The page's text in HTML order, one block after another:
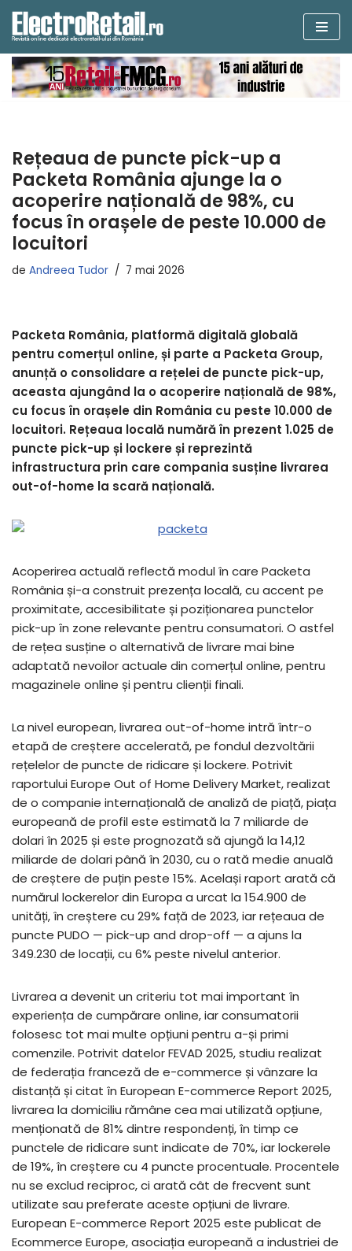
Sari
la
conținut
Rețeaua de puncte pick-up a
Packeta România ajunge la o
acoperire națională de 98%, cu
focus în orașele de peste 10.000 de
locuitori
de Andreea Tudor 7 mai 2026
Packeta România, platformă digitală globală
pentru comerțul online, și parte a Packeta Group,
anunță o consolidare a rețelei de puncte pick-up,
aceasta ajungând la o acoperire națională de 98%,
cu focus în orașele din România cu peste 10.000 de
locuitori. Rețeaua locală numără în prezent 1.025 de
puncte pick-up și lockere și reprezintă
infrastructura prin care compania susține livrarea
out-of-home la scară națională.
Acoperirea actuală reflectă modul în care Packeta
România și-a construit prezența locală, cu accent pe
proximitate, accesibilitate și poziționarea punctelor
pick-up în zone relevante pentru consumatori. O astfel
de rețea susține o alternativă de livrare mai bine
adaptată nevoilor actuale din comerțul online, pentru
magazinele online și pentru clienții finali.
La nivel european, livrarea out-of-home intră într-o
etapă de creștere accelerată, pe fondul dezvoltării
rețelelor de puncte de ridicare și lockere. Potrivit
raportului Europe Out of Home Delivery Market, realizat
de o companie internațională de analiză de piață, piața
europeană de profil este estimată la 7 miliarde de
dolari în 2025 și este prognozată să ajungă la 14,12
miliarde de dolari până în 2030, cu o rată medie anuală
de creștere de puțin peste 15%. Același raport arată că
numărul lockerelor din Europa a urcat la 154.900 de
unități, în creștere cu 29% față de 2023, iar rețeaua de
puncte PUDO — pick-up and drop-off — a ajuns la
349.230 de locații, cu 6% peste nivelul anterior.
Livrarea a devenit un criteriu tot mai important în
experiența de cumpărare online, iar consumatorii
folosesc tot mai multe opțiuni pentru a-și primi
comenzile. Potrivit datelor FEVAD 2025, studiu realizat
de federația franceză de e-commerce și vânzare la
distanță și citat în European E-commerce Report 2025,
livrarea la domiciliu rămâne cea mai utilizată opțiune,
menționată de 81% dintre respondenți, în timp ce
punctele de ridicare sunt indicate de 70%, iar lockerele
de 19%, în creștere cu 4 puncte procentuale. Procentele
nu se exclud reciproc, ci arată cât de frecvent sunt
utilizate sau preferate aceste opțiuni de livrare.
European E-commerce Report 2025 este publicat de
Ecommerce Europe, asociația europeană a industriei de